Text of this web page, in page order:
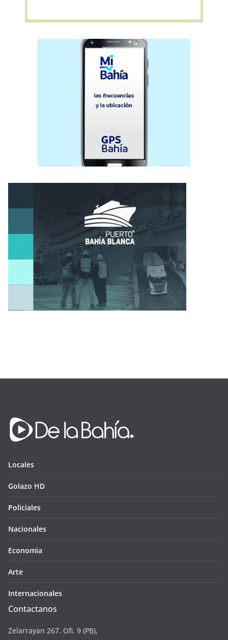
Locales
Golazo HD
Policiales
Nacionales
Economia
Arte
Internacionales
Contactanos
Zelarrayan 267. Ofi. 9 (PB),